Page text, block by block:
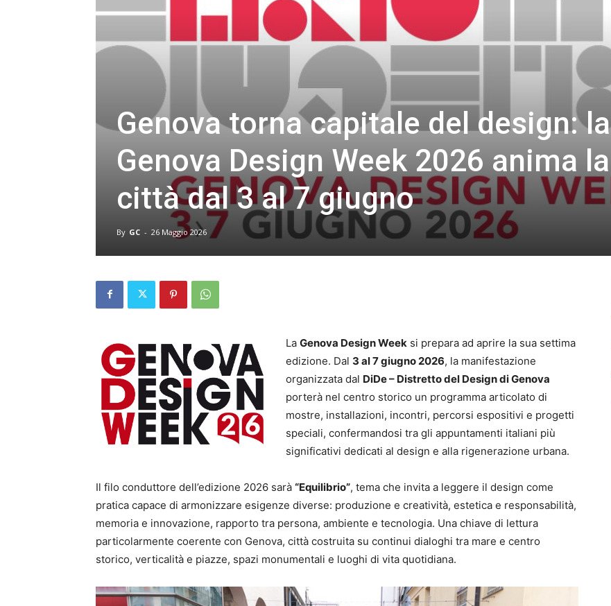
Genova torna capitale del design: la
Genova Design Week 2026 anima la
città dal 3 al 7 giugno
By GC - 26 Maggio 2026
La Genova Design Week si prepara ad aprire la sua settima
edizione. Dal 3 al 7 giugno 2026, la manifestazione
organizzata dal DiDe – Distretto del Design di Genova
porterà nel centro storico un programma articolato di
mostre, installazioni, incontri, percorsi espositivi e progetti
speciali, confermandosi tra gli appuntamenti italiani più
significativi dedicati al design e alla rigenerazione urbana.
Il filo conduttore dell’edizione 2026 sarà “Equilibrio”, tema che invita a leggere il design come
pratica capace di armonizzare esigenze diverse: produzione e creatività, estetica e responsabilità,
memoria e innovazione, rapporto tra persona, ambiente e tecnologia. Una chiave di lettura
particolarmente coerente con Genova, città costruita su continui dialoghi tra mare e centro
storico, verticalità e piazze, spazi monumentali e luoghi di vita quotidiana.